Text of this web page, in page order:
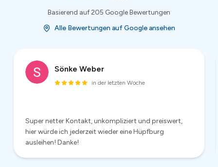
54 Bewertungen)
Aktuelle Bewertungen auf Google Maps ansehen
TERMIN ANFRAGEN
Bereit für unvergessliche